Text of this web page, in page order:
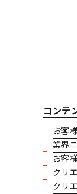
コンテ
お客
業界
お客
クリ
クリ